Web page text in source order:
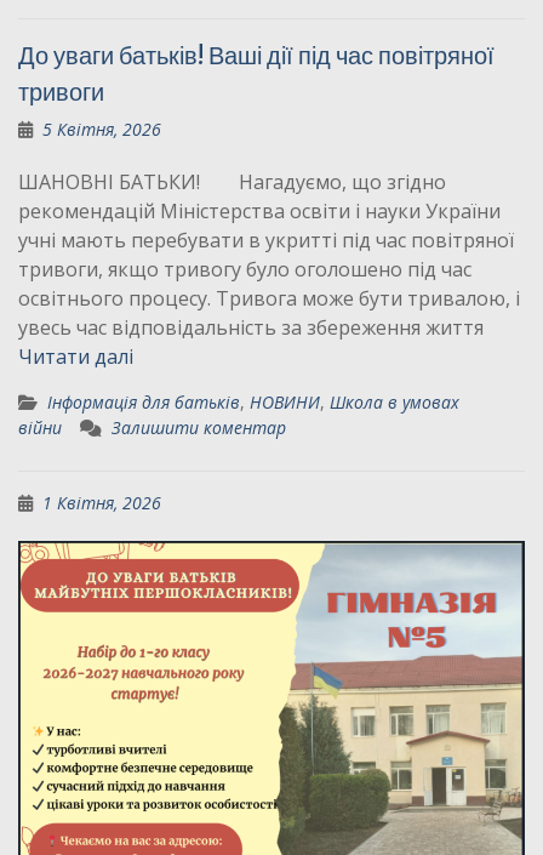
До уваги батьків! Ваші дії під час повітряної
тривоги
5 Квітня, 2026
ШАНОВНІ БАТЬКИ! Нагадуємо, що згідно
рекомендацій Міністерства освіти і науки України
учні мають перебувати в укритті під час повітряної
тривоги, якщо тривогу було оголошено під час
освітнього процесу. Тривога може бути тривалою, і
увесь час відповідальність за збереження життя
Читати далі
Інформація для батьків, НОВИНИ, Школа в умовах
війни
Залишити коментар
1 Квітня, 2026